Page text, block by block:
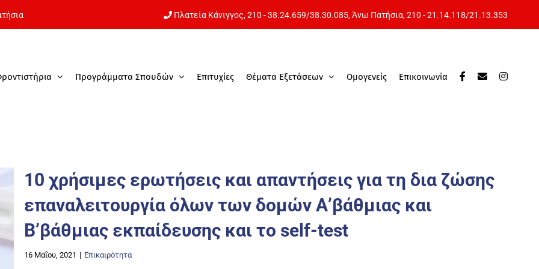
Πλατεία Κάνιγγος,210 - 38.24.659/38.30.085, Άνω Πατήσια,210 - 21.14.118/21.13.353
Προγράμματα Σπουδών Επιτυχίες Θέματα Εξετάσεων Ομογενείς Επικοινωνία
10 χρήσιμες ερωτήσεις και απαντήσεις για τη δια ζώσης
επαναλειτουργία όλων των δομών Α’βάθμιας και
Β’βάθμιας εκπαίδευσης και το self-test
16 Μαΐου, 2021 | Επικαιρότητα